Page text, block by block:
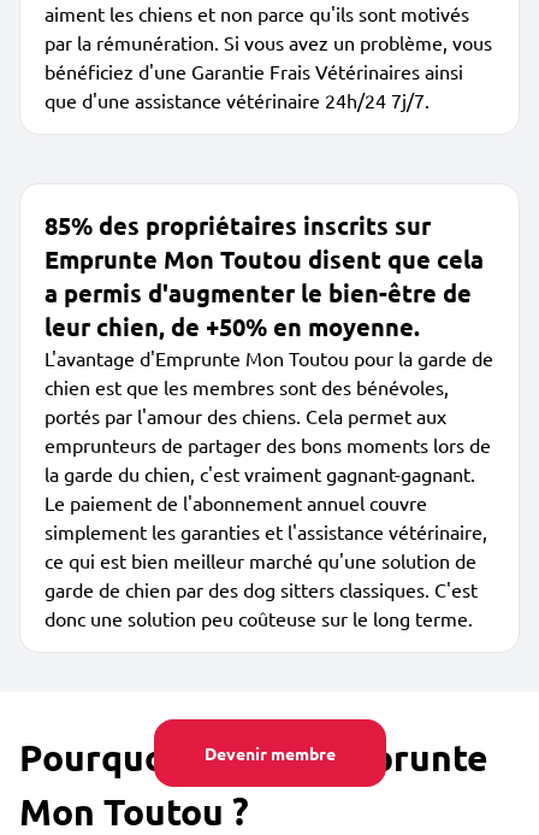
Devenir membre
aiment les chiens et non parce qu'ils sont motivés
par la rémunération. Si vous avez un problème, vous
bénéficiez d'une Garantie Frais Vétérinaires ainsi
que d'une assistance vétérinaire 24h/24 7j/7.
85% des propriétaires inscrits sur
Emprunte Mon Toutou disent que cela
a permis d'augmenter le bien-être de
leur chien, de +50% en moyenne.
L'avantage d'Emprunte Mon Toutou pour la garde de
chien est que les membres sont des bénévoles,
portés par l'amour des chiens. Cela permet aux
emprunteurs de partager des bons moments lors de
la garde du chien, c'est vraiment gagnant-gagnant.
Le paiement de l'abonnement annuel couvre
simplement les garanties et l'assistance vétérinaire,
ce qui est bien meilleur marché qu'une solution de
garde de chien par des dog sitters classiques. C'est
donc une solution peu coûteuse sur le long terme.
Pourquoi utiliser Emprunte
Mon Toutou ?